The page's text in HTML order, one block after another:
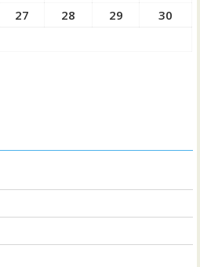
27 28 29
30